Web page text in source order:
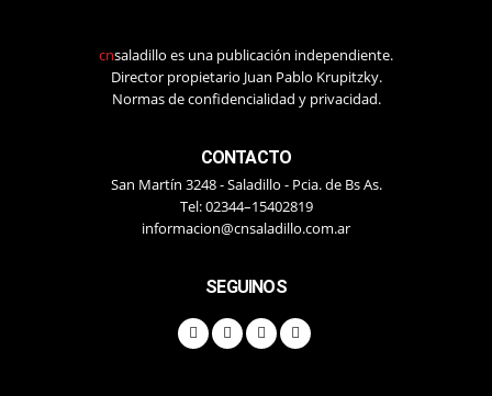
cnsaladillo es una publicación independiente.
Director propietario Juan Pablo Krupitzky.
Normas de confidencialidad y privacidad.
CONTACTO
San Martín 3248 - Saladillo - Pcia. de Bs As.
Tel: 02344–15402819
informacion@cnsaladillo.com.ar
SEGUINOS